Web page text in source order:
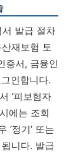
서 발급 절차
재보험 토
증서, 금융인
인합니다.
‘피보험자
에는 조회
‘정기’ 또는
니다. 발급